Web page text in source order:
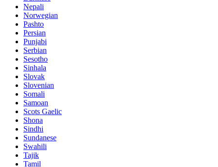
Nepali
Norwegian
Pashto
Persian
Punjabi
Serbian
Sesotho
Sinhala
Slovak
Slovenian
Somali
Samoan
Scots Gaelic
Shona
Sindhi
Sundanese
Swahili
Tajik
Tamil